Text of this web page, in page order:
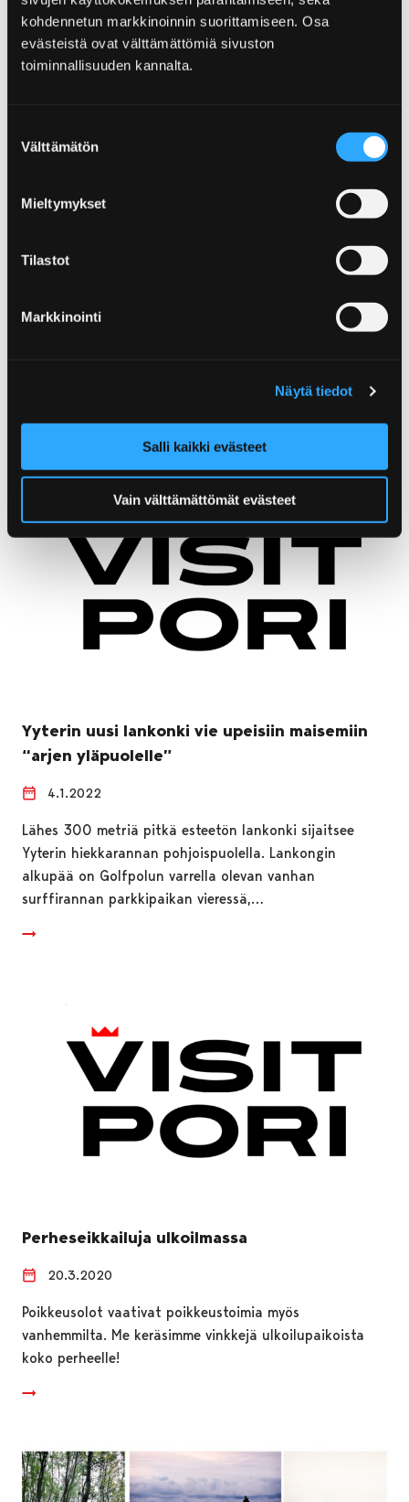
kohdennetun markkinoinnin suorittamiseen. Osa
evästeistä ovat välttämättömiä sivuston
toiminnallisuuden kannalta.
valinta
Välttämätön
Mieltymykset
Tilastot
Markkinointi
Näytä tiedot
Salli kaikki evästeet
Vain välttämättömät evästeet
soveltuva reitti
21.10.2022
soveltuva reitti. Reitti on merkattu Yyterin maastoon…
Yyterin uusi lankonki vie upeisiin maisemiin
“arjen yläpuolelle”
4.1.2022
Lähes 300 metriä pitkä esteetön lankonki sijaitsee
Yyterin hiekkarannan pohjoispuolella. Lankongin
alkupää on Golfpolun varrella olevan vanhan
surffirannan parkkipaikan vieressä,…
Perheseikkailuja ulkoilmassa
20.3.2020
Poikkeusolot vaativat poikkeustoimia myös
vanhemmilta. Me keräsimme vinkkejä ulkoilupaikoista
koko perheelle!